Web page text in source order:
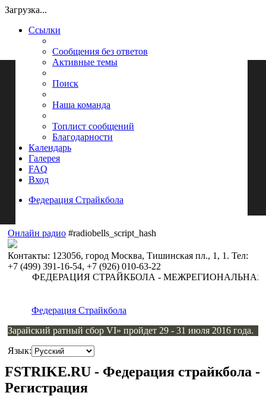
Загрузка...
Ссылки
Сообщения без ответов
Активные темы
Поиск
Наша команда
Топлист сообщений
Благодарности
Календарь
Галерея
FAQ
Вход
Федерация Страйкбола
Онлайн радио #radiobells_script_hash
Контакты: 123056, город Москва, Тишинская пл., 1, 1. Тел:
+7 (499) 391-16-54, +7 (926) 010-63-22
ФЕДЕРАЦИЯ СТРАЙКБОЛА -
Федерация Страйкбола
Зарайский ратный сбор VI» пройдет 29 - 31 июля 2016 года.
Язык:
FSTRIKE.RU - Федерация страйкбола -
Регистрация